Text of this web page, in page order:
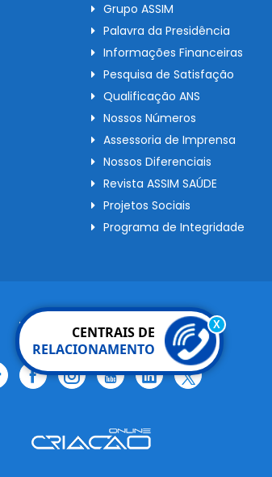
Grupo ASSIM
Palavra da Presidência
Informações Financeiras
Pesquisa de Satisfação
Qualificação ANS
Nossos Números
Assessoria de Imprensa
Nossos Diferenciais
Revista ASSIM SAÚDE
Projetos Sociais
Programa de Integridade
Redes Sociais
CENTRAIS DE
RELACIONAMENTO
X